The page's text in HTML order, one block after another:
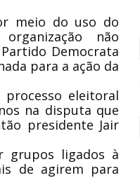
meio do uso do
não
Democrata
para a ação da
eleitoral
na disputa que
presidente Jair
grupos ligados à
de agirem para